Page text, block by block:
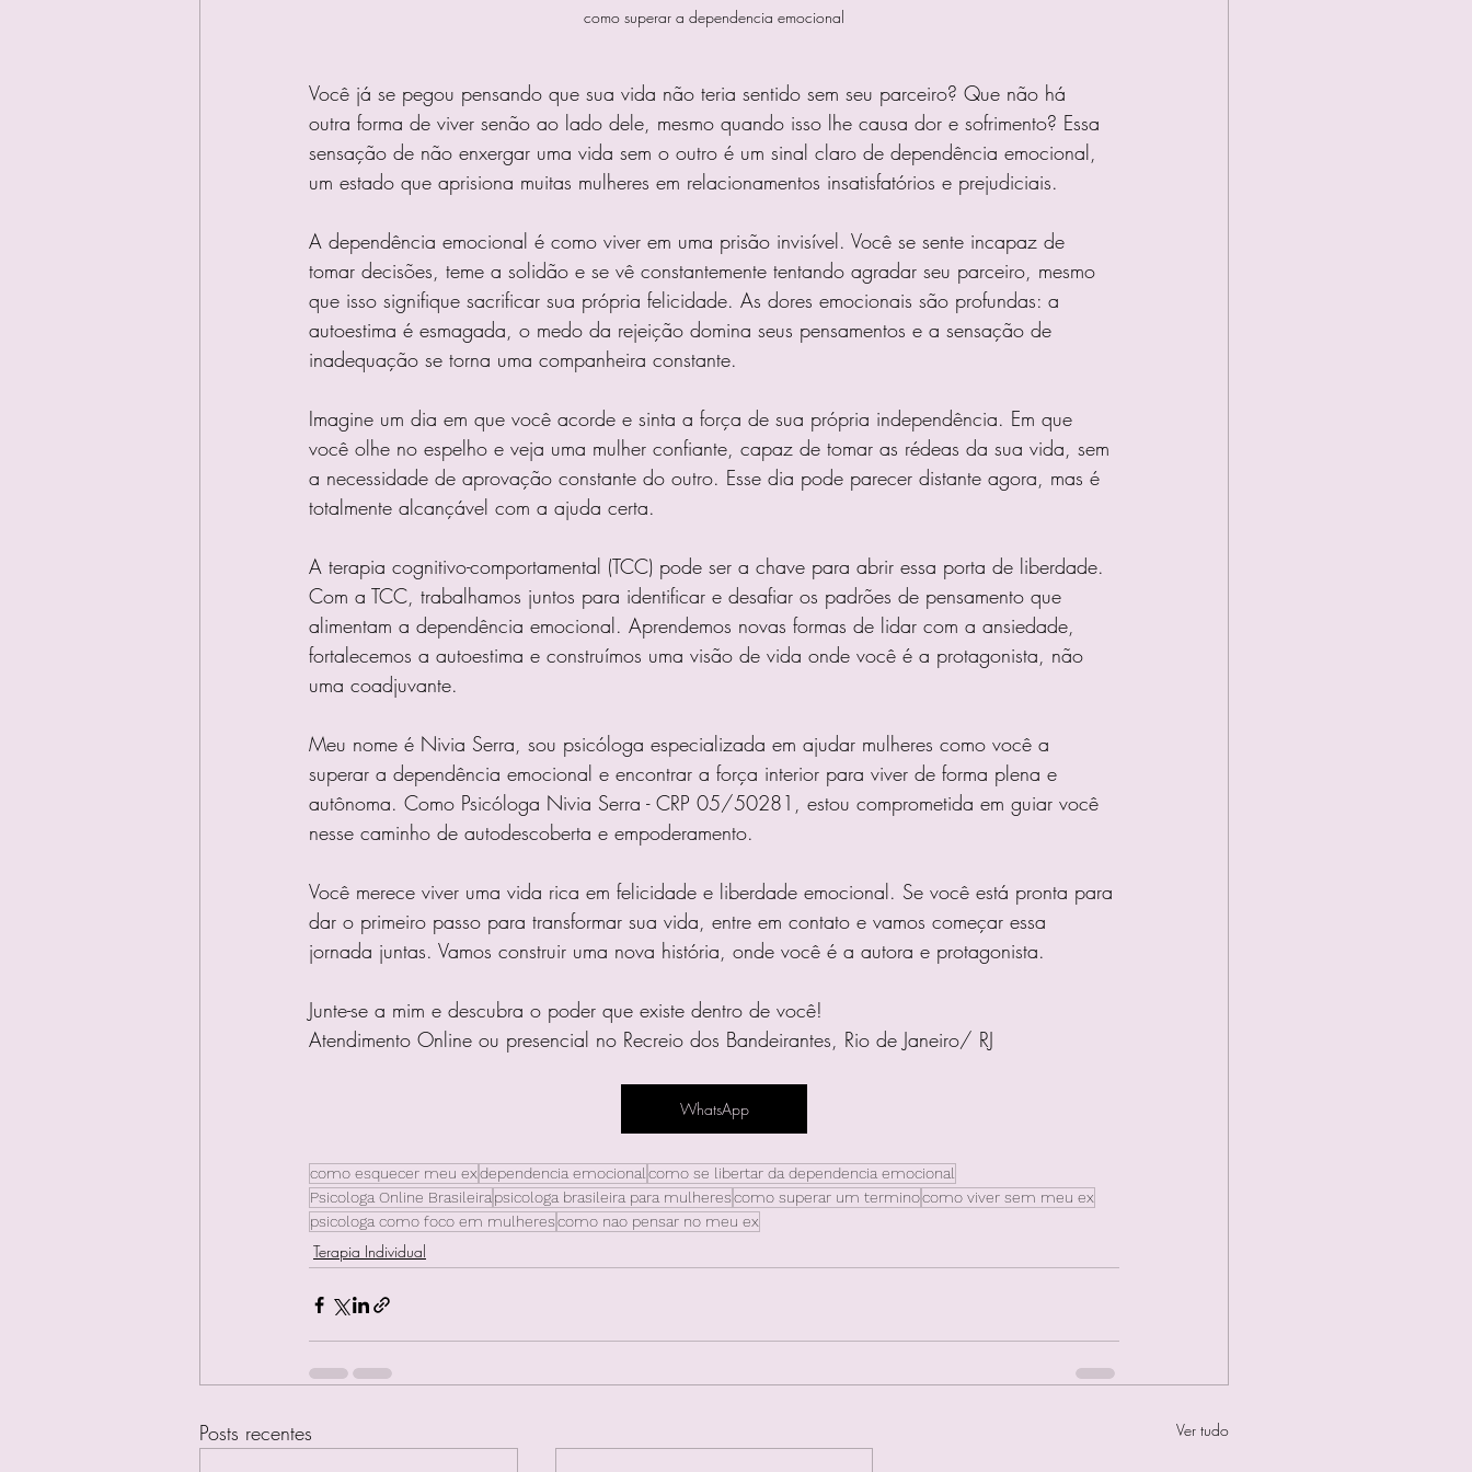
como superar a dependencia emocional
Você já se pegou pensando que sua vida não teria sentido sem seu parceiro? Que não há
outra forma de viver senão ao lado dele, mesmo quando isso lhe causa dor e sofrimento? Essa
sensação de não enxergar uma vida sem o outro é um sinal claro de dependência emocional,
um estado que aprisiona muitas mulheres em relacionamentos insatisfatórios e prejudiciais.
A dependência emocional é como viver em uma prisão invisível. Você se sente incapaz de
tomar decisões, teme a solidão e se vê constantemente tentando agradar seu parceiro, mesmo
que isso signifique sacrificar sua própria felicidade. As dores emocionais são profundas: a
autoestima é esmagada, o medo da rejeição domina seus pensamentos e a sensação de
inadequação se torna uma companheira constante.
Imagine um dia em que você acorde e sinta a força de sua própria independência. Em que
você olhe no espelho e veja uma mulher confiante, capaz de tomar as rédeas da sua vida, sem
a necessidade de aprovação constante do outro. Esse dia pode parecer distante agora, mas é
totalmente alcançável com a ajuda certa.
A terapia cognitivo-comportamental (TCC) pode ser a chave para abrir essa porta de liberdade.
Com a TCC, trabalhamos juntos para identificar e desafiar os padrões de pensamento que
alimentam a dependência emocional. Aprendemos novas formas de lidar com a ansiedade,
fortalecemos a autoestima e construímos uma visão de vida onde você é a protagonista, não
uma coadjuvante.
Meu nome é Nivia Serra, sou psicóloga especializada em ajudar mulheres como você a
superar a dependência emocional e encontrar a força interior para viver de forma plena e
autônoma. Como Psicóloga Nivia Serra - CRP 05/50281, estou comprometida em guiar você
nesse caminho de autodescoberta e empoderamento.
Você merece viver uma vida rica em felicidade e liberdade emocional. Se você está pronta para
dar o primeiro passo para transformar sua vida, entre em contato e vamos começar essa
jornada juntas. Vamos construir uma nova história, onde você é a autora e protagonista.
Junte-se a mim e descubra o poder que existe dentro de você!
Atendimento Online ou presencial no Recreio dos Bandeirantes, Rio de Janeiro/ RJ
WhatsApp
como esquecer meu exdependencia emocional como se libertar da dependencia emocional
Psicologa Online Brasileira psicologa brasileira para mulherescomo superar um terminocomo viver sem meu ex
psicologa como foco em mulherescomo nao pensar no meu ex
Terapia Individual
Posts recentes Ver tudo